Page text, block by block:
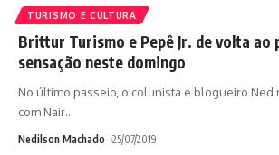
TURISMO E CULTURA
Brittur Turismo e Pepê Jr. de volta ao
sensação neste domingo
No último passeio, o colunista e blogueiro Ned
com Nair…
Nedilson Machado 25/07/2019